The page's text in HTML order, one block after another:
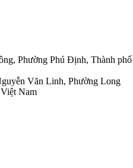
Phường Phú Định, Thành phố
Văn Linh, Phường Long
Nam